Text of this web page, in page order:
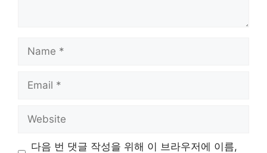
다음 번 댓글 작성을 위해 이 브라우저에 이름,